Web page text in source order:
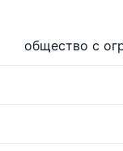
общество с